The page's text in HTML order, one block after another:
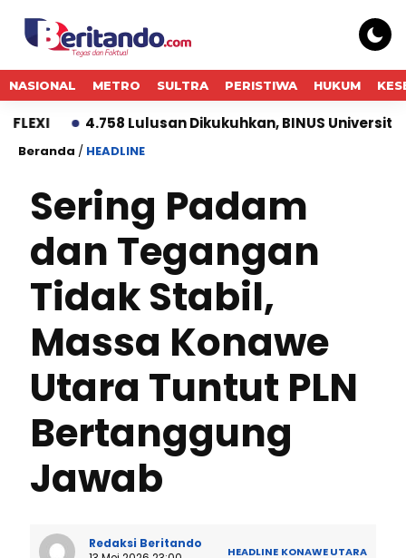
NASIONAL METRO SULTRA PERISTIWA HUKUM
4.758 Lulusan Dikukuhkan, BINUS University
Beranda / HEADLINE
Sering Padam
dan Tegangan
Tidak Stabil,
Massa Konawe
Utara Tuntut PLN
Bertanggung
Jawab
Redaksi Beritando
HEADLINE KONAWE UTARA